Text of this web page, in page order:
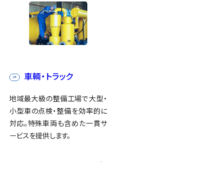
05 車輌・トラック
地域最大級の整備工場で大型・
小型車の点検・整備を効率的に
対応。特殊車両も含めた一貫サ
ービスを提供します。